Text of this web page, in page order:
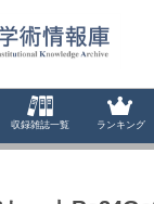
収録雑誌一覧 ランキング